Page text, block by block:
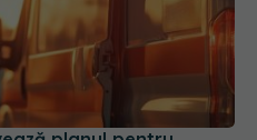
planul pentru
în spitale și recomandări